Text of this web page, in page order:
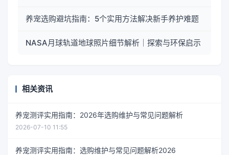
养宠选购避坑指南：5个实用方法解决新手养护难题
NASA月球轨道地球照片细节解析｜探索与环保启示
相关资讯
养宠测评实用指南：2026年选购维护与常见问题解析
2026-07-10 11:55
养宠测评实用指南：选购维护与常见问题解析2026